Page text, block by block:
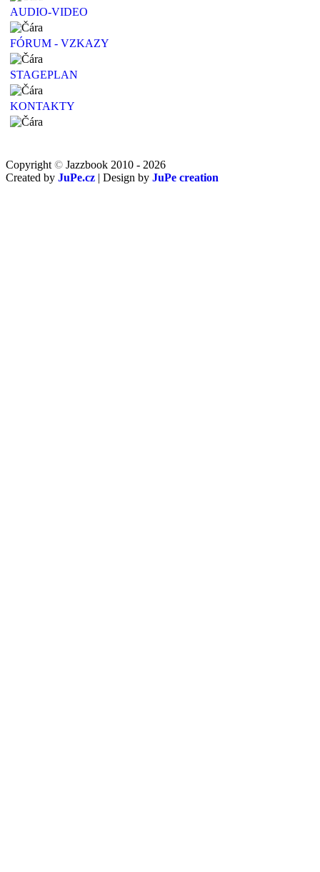
AUDIO-VIDEO
FÓRUM - VZKAZY
STAGEPLAN
KONTAKTY
Copyright © Jazzbook 2010 - 2026
Created by JuPe.cz | Design by JuPe creation